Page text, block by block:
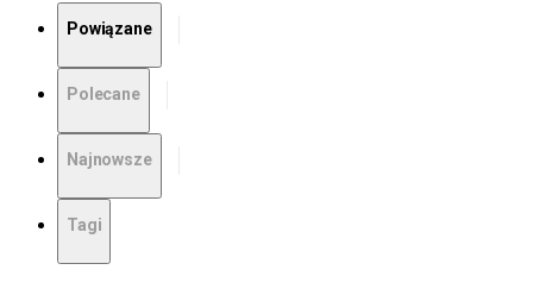
Powiązane
Polecane
Najnowsze
Tagi